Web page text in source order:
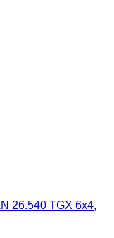
26.540 TGX 6x4,